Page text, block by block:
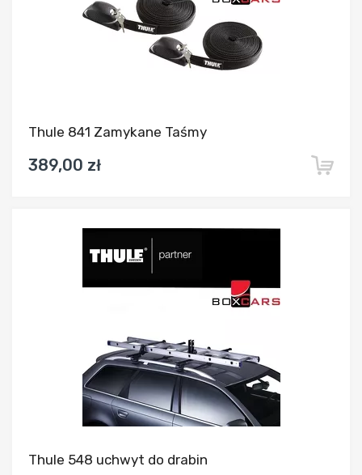
Thule 841 Zamykane Taśmy
389,00 zł
Thule 548 uchwyt do drabin